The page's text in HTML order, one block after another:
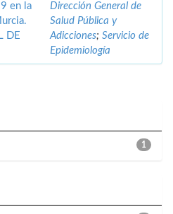
en la
DE
Dirección General de
Salud Pública y
Adicciones; Servicio de
Epidemiología
1